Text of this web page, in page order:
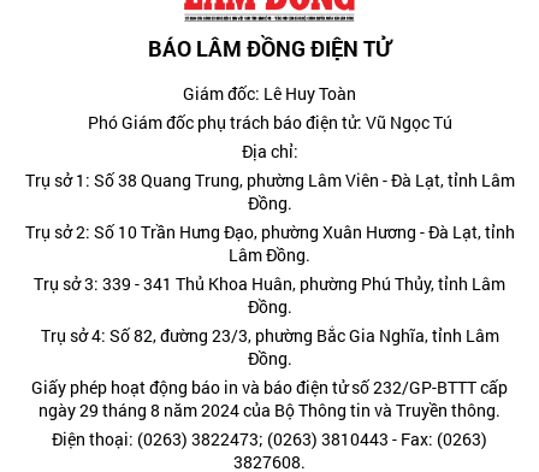
BÁO LÂM ĐỒNG ĐIỆN TỬ
Giám đốc: Lê Huy Toàn
Phó Giám đốc phụ trách báo điện tử: Vũ Ngọc Tú
Địa chỉ:
Trụ sở 1: Số 38 Quang Trung, phường Lâm Viên - Đà Lạt, tỉnh Lâm
Đồng.
Trụ sở 2: Số 10 Trần Hưng Đạo, phường Xuân Hương - Đà Lạt, tỉnh
Lâm Đồng.
Trụ sở 3: 339 - 341 Thủ Khoa Huân, phường Phú Thủy, tỉnh Lâm
Đồng.
Trụ sở 4: Số 82, đường 23/3, phường Bắc Gia Nghĩa, tỉnh Lâm
Đồng.
Giấy phép hoạt động báo in và báo điện tử số 232/GP-BTTT cấp
ngày 29 tháng 8 năm 2024 của Bộ Thông tin và Truyền thông.
Điện thoại: (0263) 3822473; (0263) 3810443 - Fax: (0263)
3827608.